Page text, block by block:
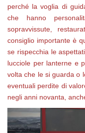
perché la voglia di
che hanno
sopravvissute,
consiglio importante è
se rispecchia le
lucciole per lanterne e
volta che le si guarda o
eventuali perdite di
negli anni novanta,